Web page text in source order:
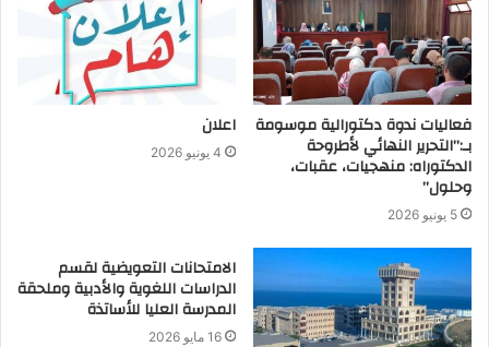
فعاليات ندوة دكتورالية موسومة
بـ:”التحرير النهائي لأطروحة
الدكتوراه: منهجيات، عقبات،
وحلول”
5 يونيو 2026
اعلان
4 يونيو 2026
الامتحانات التعويضية لقسم
الدراسات اللغوية والأدبية وملحقة
المدرسة العليا للأساتذة
16 مايو 2026